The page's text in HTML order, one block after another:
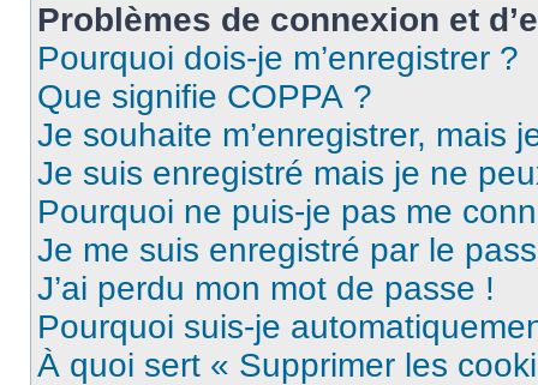
Problèmes de connexion et
Pourquoi dois-je m’enregistrer ?
Que signifie COPPA ?
Je souhaite m’enregistrer, mais
Je suis enregistré mais je ne
Pourquoi ne puis-je pas me
Je me suis enregistré par le
J’ai perdu mon mot de passe !
Pourquoi suis-je
À quoi sert « Supprimer les